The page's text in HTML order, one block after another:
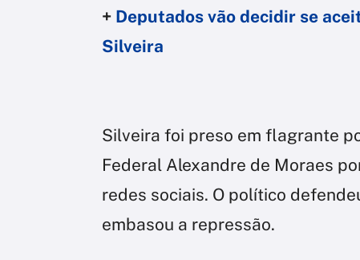
+ Deputados vão decidir se
Silveira
Silveira foi preso em flagrante
Federal Alexandre de Moraes
redes sociais. O político
embasou a repressão.